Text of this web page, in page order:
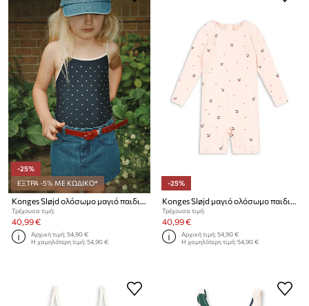
-25%
ΕΞΤΡΑ -5% ΜΕ ΚΩΔΙΚΟ*
Konges Sløjd ολόσωμο μαγιό παιδικό MISTY SWIMSUIT GRS
Τρέχουσα τιμή:
40,99 €
Αρχική τιμή:54,90 €
Η χαμηλότερη τιμή:54,90 €
-25%
Konges Sløjd μαγιό ολόσωμο παιδικό MERLE SWIM ONESIE GRS
Τρέχουσα τιμή:
40,99 €
Αρχική τιμή:54,90 €
Η χαμηλότερη τιμή:54,90 €